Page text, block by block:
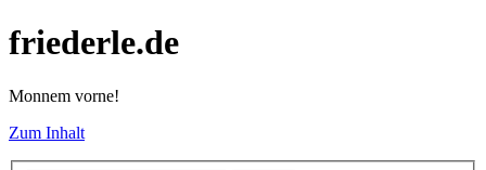
friederle.de
Monnem vorne!
Zum Inhalt